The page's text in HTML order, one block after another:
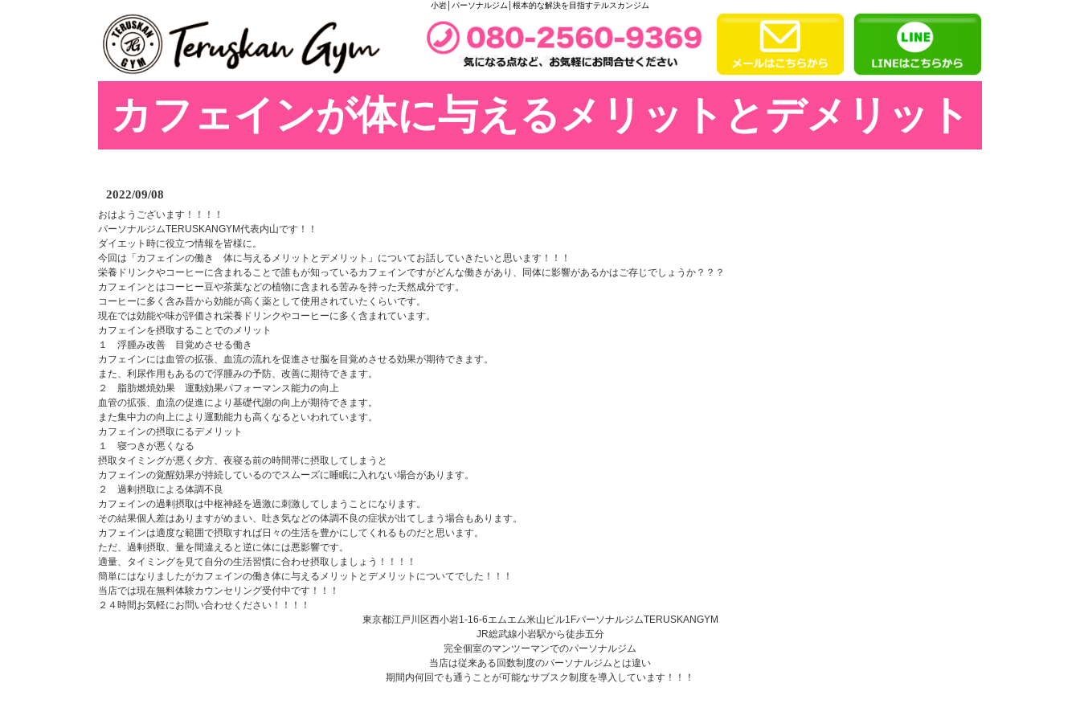
小岩│パーソナルジム│根本的な解決を目指すテルスカンジム
カフェインが体に与えるメリットとデメリット
2022/09/08
おはようございます！！！！
パーソナルジムTERUSKANGYM代表内山です！！
ダイエット時に役立つ情報を皆様に。
今回は「カフェインの働き 体に与えるメリットとデメリット」についてお話していきたいと思います！！！
栄養ドリンクやコーヒーに含まれることで誰もが知っているカフェインですがどんな働きがあり、同体に影響があるかはご存じでしょうか？？？
カフェインとはコーヒー豆や茶葉などの植物に含まれる苦みを持った天然成分です。
コーヒーに多く含み昔から効能が高く薬として使用されていたくらいです。
現在では効能や味が評価され栄養ドリンクやコーヒーに多く含まれています。
カフェインを摂取することでのメリット
１ 浮腫み改善 目覚めさせる働き
カフェインには血管の拡張、血流の流れを促進させ脳を目覚めさせる効果が期待できます。
また、利尿作用もあるので浮腫みの予防、改善に期待できます。
２ 脂肪燃焼効果 運動効果パフォーマンス能力の向上
血管の拡張、血流の促進により基礎代謝の向上が期待できます。
また集中力の向上により運動能力も高くなるといわれています。
カフェインの摂取にるデメリット
１ 寝つきが悪くなる
摂取タイミングが悪く夕方、夜寝る前の時間帯に摂取してしまうと
カフェインの覚醒効果が持続しているのでスムーズに睡眠に入れない場合があります。
２ 過剰摂取による体調不良
カフェインの過剰摂取は中枢神経を過激に刺激してしまうことになります。
その結果個人差はありますがめまい、吐き気などの体調不良の症状が出てしまう場合もあります。
カフェインは適度な範囲で摂取すれば日々の生活を豊かにしてくれるものだと思います。
ただ、過剰摂取、量を間違えると逆に体には悪影響です。
適量、タイミングを見て自分の生活習慣に合わせ摂取しましょう！！！！
簡単にはなりましたがカフェインの働き体に与えるメリットとデメリットについてでした！！！
当店では現在無料体験カウンセリング受付中です！！！
２４時間お気軽にお問い合わせください！！！！
東京都江戸川区西小岩1-16-6エムエム米山ビル1FパーソナルジムTERUSKANGYM
JR総武線小岩駅から徒歩五分
完全個室のマンツーマンでのパーソナルジム
当店は従来ある回数制度のパーソナルジムとは違い
期間内何回でも通うことが可能なサブスク制度を導入しています！！！